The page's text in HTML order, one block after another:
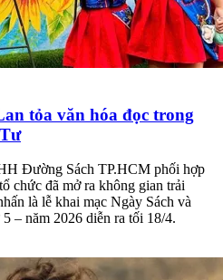
tỏa văn hóa đọc trong
Đường Sách TP.HCM phối hợp
chức đã mở ra không gian trải
là lễ khai mạc Ngày Sách và
– năm 2026 diễn ra tối 18/4.